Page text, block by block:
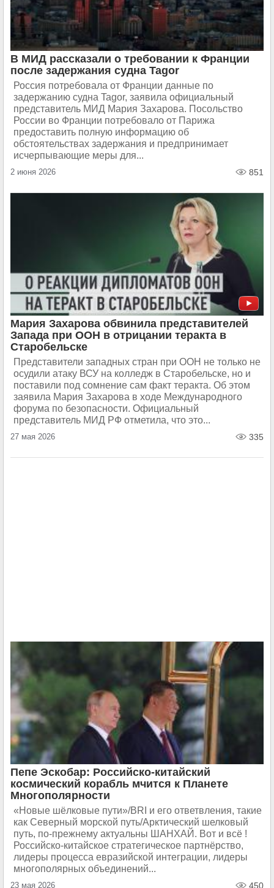
В МИД рассказали о требовании к Франции
после задержания судна Tagor
Россия потребовала от Франции данные по
задержанию судна Tagor, заявила официальный
представитель МИД Мария Захарова. Посольство
России во Франции потребовало от Парижа
предоставить полную информацию об
обстоятельствах задержания и предпринимает
исчерпывающие меры для...
2 июня 2026 851
Мария Захарова обвинила представителей
Запада при ООН в отрицании теракта в
Старобельске
Представители западных стран при ООН не только не
осудили атаку ВСУ на колледж в Старобельске, но и
поставили под сомнение сам факт теракта. Об этом
заявила Мария Захарова в ходе Международного
форума по безопасности. Официальный
представитель МИД РФ отметила, что это...
27 мая 2026 335
Пепе Эскобар: Российско-китайский
космический корабль мчится к Планете
Многополярности
«Новые шёлковые пути»/BRI и его ответвления, такие
как Северный морской путь/Арктический шелковый
путь, по-прежнему актуальны ШАНХАЙ. Вот и всё !
Российско-китайское стратегическое партнёрство,
лидеры процесса евразийской интеграции, лидеры
многополярных объединений...
23 мая 2026 450